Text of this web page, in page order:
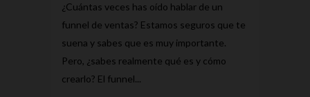
¿Cuántas veces has oído hablar de un
funnel de ventas? Estamos seguros que te
suena y sabes que es muy importante.
Pero, ¿sabes realmente qué es y cómo
crearlo? El funnel...